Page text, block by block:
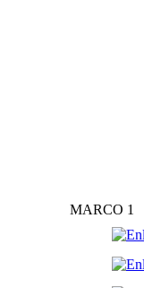
MARCO 1